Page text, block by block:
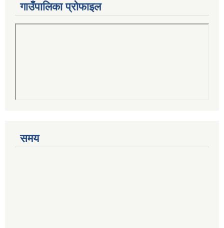
गाउँपालिका प्रोफाइल
समय